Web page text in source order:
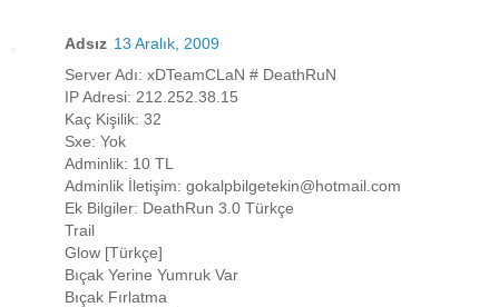
Adsız 13 Aralık, 2009
Server Adı: xDTeamCLaN # DeathRuN
IP Adresi: 212.252.38.15
Kaç Kişilik: 32
Sxe: Yok
Adminlik: 10 TL
Adminlik İletişim: gokalpbilgetekin@hotmail.com
Ek Bilgiler: DeathRun 3.0 Türkçe
Trail
Glow [Türkçe]
Bıçak Yerine Yumruk Var
Bıçak Fırlatma